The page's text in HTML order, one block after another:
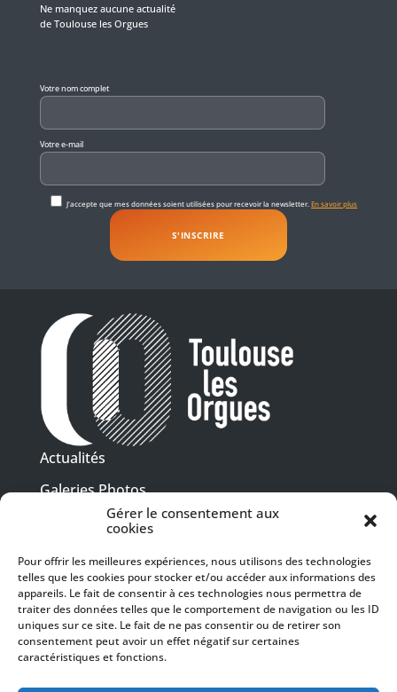
Gérer le consentement aux
cookies
Pour offrir les meilleures expériences, nous utilisons des technologies
telles que les cookies pour stocker et/ou accéder aux informations des
appareils. Le fait de consentir à ces technologies nous permettra de
traiter des données telles que le comportement de navigation ou les ID
uniques sur ce site. Le fait de ne pas consentir ou de retirer son
consentement peut avoir un effet négatif sur certaines
caractéristiques et fonctions.
Ne manquez aucune actualité
de Toulouse les Orgues
Votre nom complet
Votre e-mail
J'accepte que mes données soient utilisées pour recevoir la newsletter.En savoir plus
Actualités
Galeries Photos
Vidéothèque
Presse
Billetterie
Recrutement
Mentions légales
Politique de confidentialité